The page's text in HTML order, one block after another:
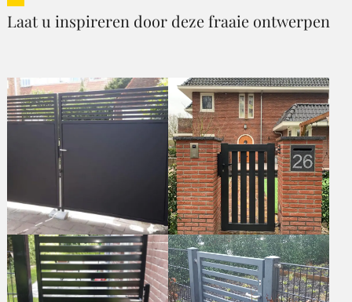
Laat u inspireren door deze fraaie ontwerpen